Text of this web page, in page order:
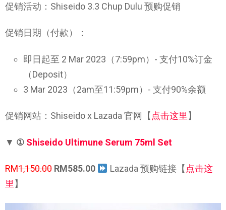
促销活动：Shiseido 3.3 Chup Dulu 预购促销
促销日期（付款）：
即日起至 2 Mar 2023（7:59pm）- 支付10%订金
（Deposit）
3 Mar 2023（2am至11:59pm）- 支付90%余额
促销网站：Shiseido x Lazada 官网【 点击这里 】
▼ ① Shiseido Ultimune Serum 75ml Set
RM1,150.00 RM585.00 Lazada 预购链接【 点击这
里 】